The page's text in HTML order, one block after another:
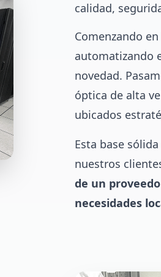
calidad,
Comenzando
automatizando
novedad.
óptica de alta
ubicados
Esta base
nuestros
de un
necesidades